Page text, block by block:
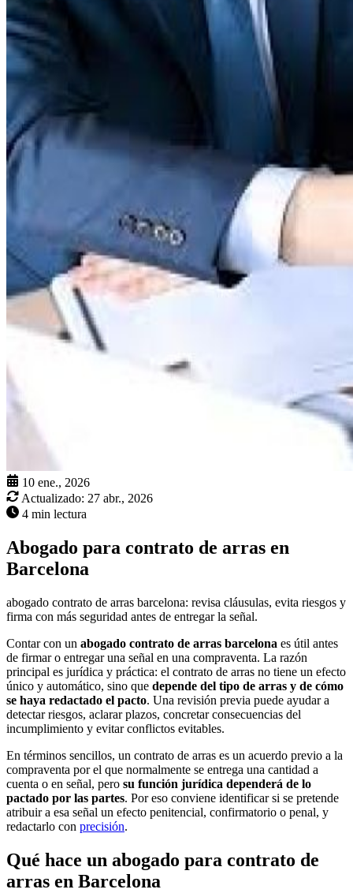
10 ene., 2026
Actualizado: 27 abr., 2026
4 min lectura
Abogado para contrato de arras en
Barcelona
abogado contrato de arras barcelona: revisa cláusulas, evita riesgos y
firma con más seguridad antes de entregar la señal.
Contar con un abogado contrato de arras barcelona es útil antes
de firmar o entregar una señal en una compraventa. La razón
principal es jurídica y práctica: el contrato de arras no tiene un efecto
único y automático, sino que depende del tipo de arras y de cómo
se haya redactado el pacto. Una revisión previa puede ayudar a
detectar riesgos, aclarar plazos, concretar consecuencias del
incumplimiento y evitar conflictos evitables.
En términos sencillos, un contrato de arras es un acuerdo previo a la
compraventa por el que normalmente se entrega una cantidad a
cuenta o en señal, pero su función jurídica dependerá de lo
pactado por las partes. Por eso conviene identificar si se pretende
atribuir a esa señal un efecto penitencial, confirmatorio o penal, y
redactarlo con precisión.
Qué hace un abogado para contrato de
arras en Barcelona